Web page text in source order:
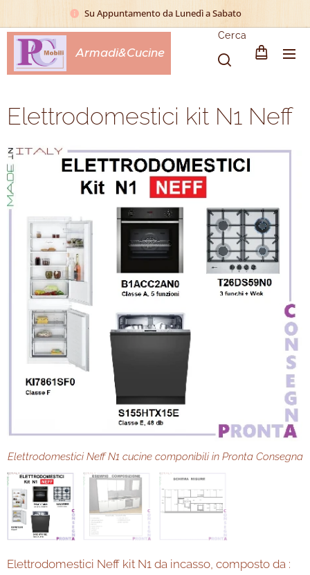
Su Appuntamento da Lunedì a Sabato
Armadi&Cucine
Cerca
Elettrodomestici kit N1 Neff
Elettrodomestici Neff N1 cucine componibili in Pronta Consegna
Esempio composizione cucina componibile in Pronta Consegna
Schema misure cucina componibile in Pronta Consegna
Elettrodomestici Neff kit N1 da incasso, composto da :